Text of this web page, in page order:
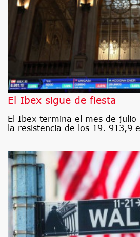
El Ibex sigue de fiesta
El Ibex termina el mes de julio
la resistencia de los 19. 913,9